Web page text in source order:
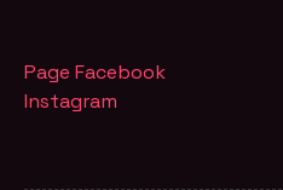
Page Facebook
Instagram